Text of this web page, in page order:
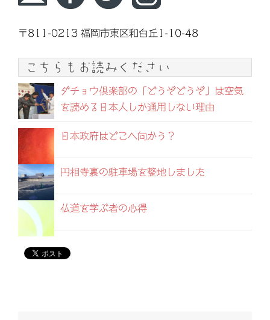
〒811-0213 福岡市東区和白丘1-10-48
こちらもお読みください
ダチョウ倶楽部の「どうぞどうぞ」は空気
を読める日本人しか通用しない理由
日本政府はどこへ向かう？
円相寺裏の駐車場を整地しました
仏道を学ぶ者の心得